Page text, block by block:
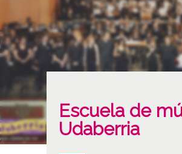
Escuela de
Udaberria